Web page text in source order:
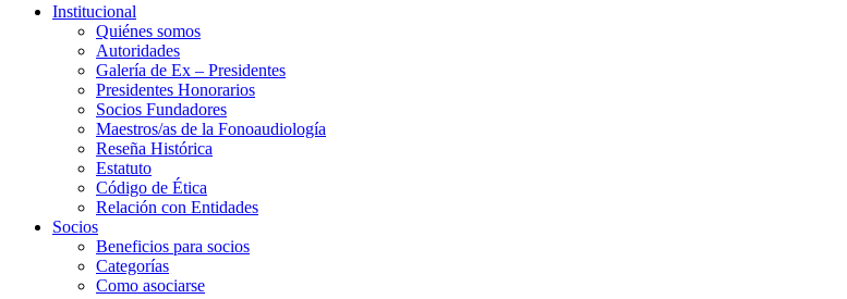
Institucional
Quiénes somos
Autoridades
Galería de Ex – Presidentes
Presidentes Honorarios
Socios Fundadores
Maestros/as de la Fonoaudiología
Reseña Histórica
Estatuto
Código de Ética
Relación con Entidades
Socios
Beneficios para socios
Categorías
Como asociarse